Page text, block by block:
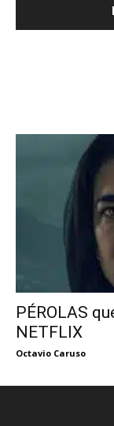
PÉROLAS
NETFLIX
Octavio Caruso